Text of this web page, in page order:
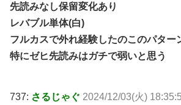
先読みなし保留変化あり
レバブル単体(白)
フルカスで外れ経験したのこのパター
特にゼヒ先読みはガチで弱いと思う
737: さるじゃぐ 2024/12/03(火)